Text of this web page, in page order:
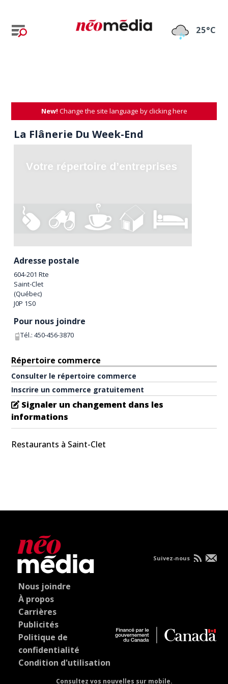
25°C
New! Change the site language by clicking here
La Flânerie Du Week-End
Adresse postale
604-201 Rte
Saint-Clet
(Québec)
J0P 1S0
Pour nous joindre
Tél.:450-456-3870
Répertoire commerce
Consulter le répertoire commerce
Inscrire un commerce gratuitement
Signaler un changement dans les
informations
Restaurants à Saint-Clet
Nous joindre
À propos
Carrières
Publicités
Politique de
confidentialité
Condition d'utilisation
Consultez vos nouvelles sur mobile.
Suivez-nous